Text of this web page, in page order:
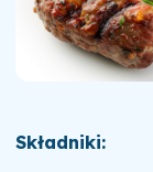
Składniki: